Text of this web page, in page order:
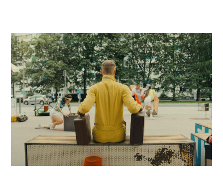
menu
menu